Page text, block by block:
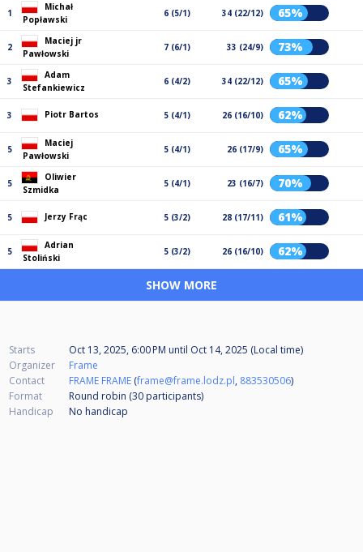
1
Michał
Popławski
6 (5/1) 34 (22/12) 65%
2
Maciej jr
Pawłowski
7 (6/1) 33 (24/9) 73%
3
Adam
Stefankiewicz
6 (4/2) 34 (22/12) 65%
3 Piotr Bartos 5 (4/1) 26 (16/10) 62%
5
Maciej
Pawłowski
5 (4/1) 26 (17/9) 65%
5
Oliwier
Szmidka
5 (4/1) 23 (16/7) 70%
5 Jerzy Frąc 5 (3/2) 28 (17/11) 61%
5
Adrian
Stoliński
5 (3/2) 26 (16/10) 62%
SHOW MORE
Starts Oct 13, 2025, 6:00 PM until Oct 14, 2025 (Local time)
Organizer
Frame
Contact
FRAME FRAME (frame@frame.lodz.pl, 883530506)
Format
Round robin (30 participants)
Handicap
No handicap